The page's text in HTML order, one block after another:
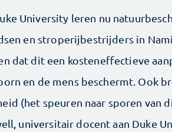
University leren nu
en stroperijbestrijders in
dat dit een kosteneffectieve
en de mens beschermt. Ook
(het speuren naar sporen van
universitair docent aan Duke